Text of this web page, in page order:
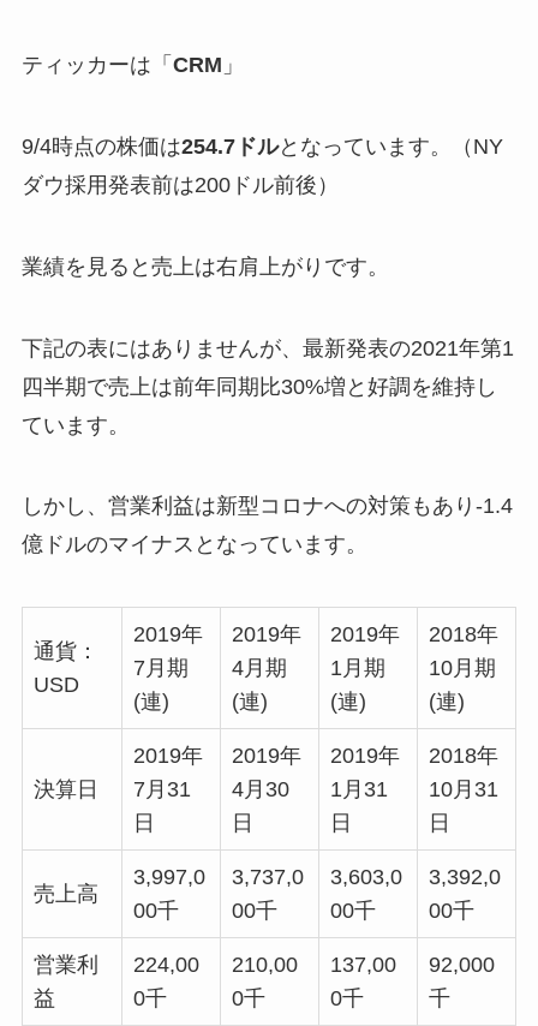
ティッカーは「 CRM 」
9/4時点の株価は254.7ドルとなっています。（NY
ダウ採用発表前は200ドル前後）
業績を見ると売上は右肩上がりです。
下記の表にはありませんが、最新発表の2021年第1
四半期で売上は前年同期比30%増と好調を維持し
ています。
しかし、営業利益は新型コロナへの対策もあり-1.4
億ドルのマイナスとなっています。
通貨：
USD
2019年
7月期
(連)
2019年
4月期
(連)
2019年
1月期
(連)
2018年
10月期
(連)
決算日
2019年
7月31
日
2019年
4月30
日
2019年
1月31
日
2018年
10月31
日
売上高
3,997,0
00千
3,737,0
00千
3,603,0
00千
3,392,0
00千
営業利
益
224,00
0千
210,00
0千
137,00
0千
92,000
千